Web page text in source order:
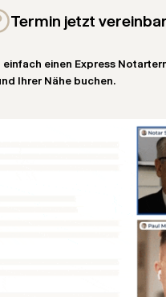
Termin jetzt
einen Express
Ihrer Nähe buchen.